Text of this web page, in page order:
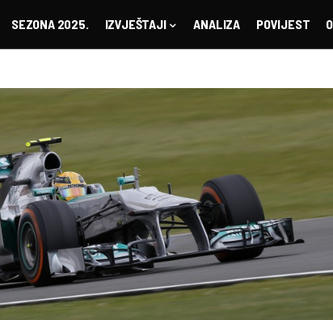
SEZONA 2025. IZVJEŠTAJI ANALIZA POVIJEST